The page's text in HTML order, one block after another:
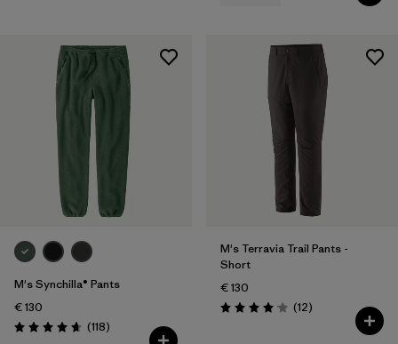
M's Synchilla® Pants
€ 130
Évaluation: 4.7 / 5
(118Avis
)
M's Terravia Trail Pants -
Short
€ 130
Évaluation: 4.1 / 5
(12Avis
)